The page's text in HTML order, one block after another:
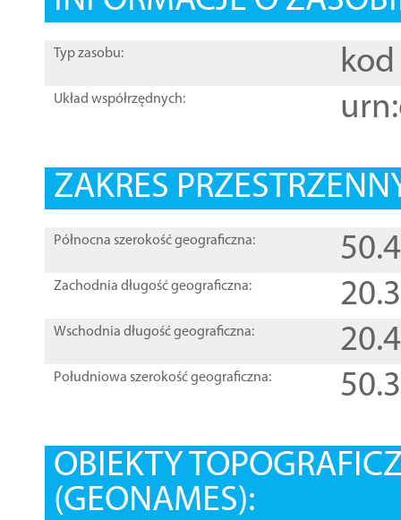
Typ zasobu: kod
Układ współrzędnych:
ZAKRES
Północna szerokość geograficzna:
Zachodnia długość geograficzna:
Wschodnia długość geograficzna:
Południowa szerokość geograficzna:
OBIEKTY
(GEONAMES):